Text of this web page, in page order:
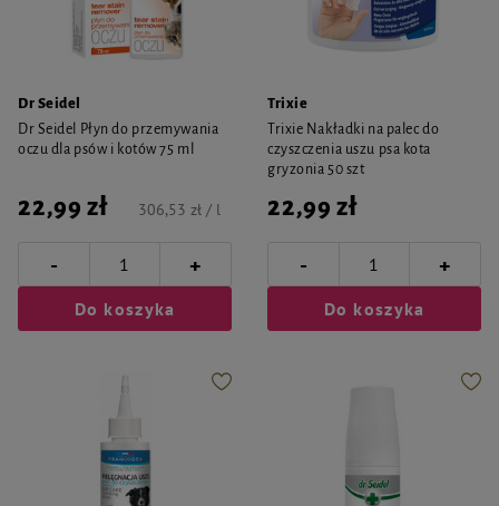
Dr Seidel
Dr Seidel Płyn do przemywania
oczu dla psów i kotów 75 ml
22,99 zł 306,53 zł / l
- +
Do koszyka
Trixie
Trixie Nakładki na palec do
czyszczenia uszu psa kota
gryzonia 50 szt
22,99 zł
- +
Do koszyka